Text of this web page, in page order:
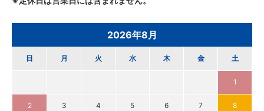
2026年8月
日 月 火 水 木 金 土
1
2 3 4 5 6 7 8